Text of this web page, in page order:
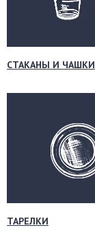
СТАКАНЫ И ЧАШКИ
ТАРЕЛКИ